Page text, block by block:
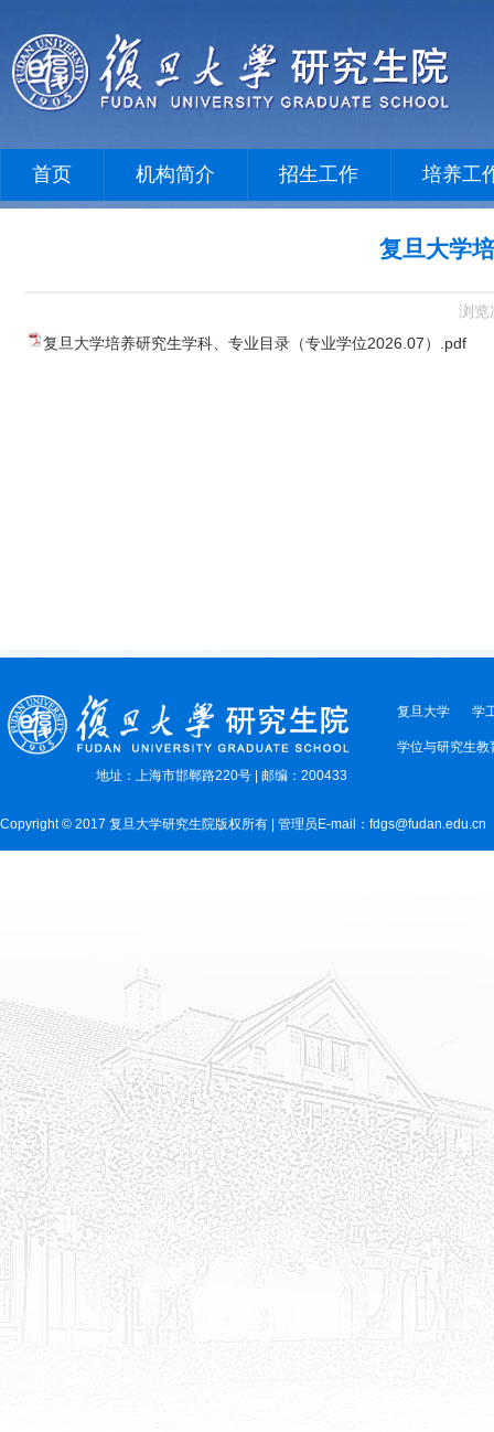
首页 机构简介 招生工作 培养工
复旦大学
浏览
复旦大学培养研究生学科、专业目录（专业学位2026.07）.pdf
地址：上海市邯郸路220号 | 邮编：200433
复旦大学 学
学位与研究生教
Copyright © 2017 复旦大学研究生院版权所有 | 管理员E-mail：fdgs@fudan.edu.cn